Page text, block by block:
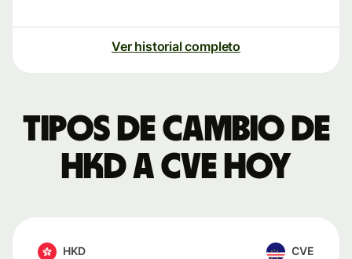
Ver historial completo
Tipos de cambio de
HKD a CVE hoy
HKD CVE